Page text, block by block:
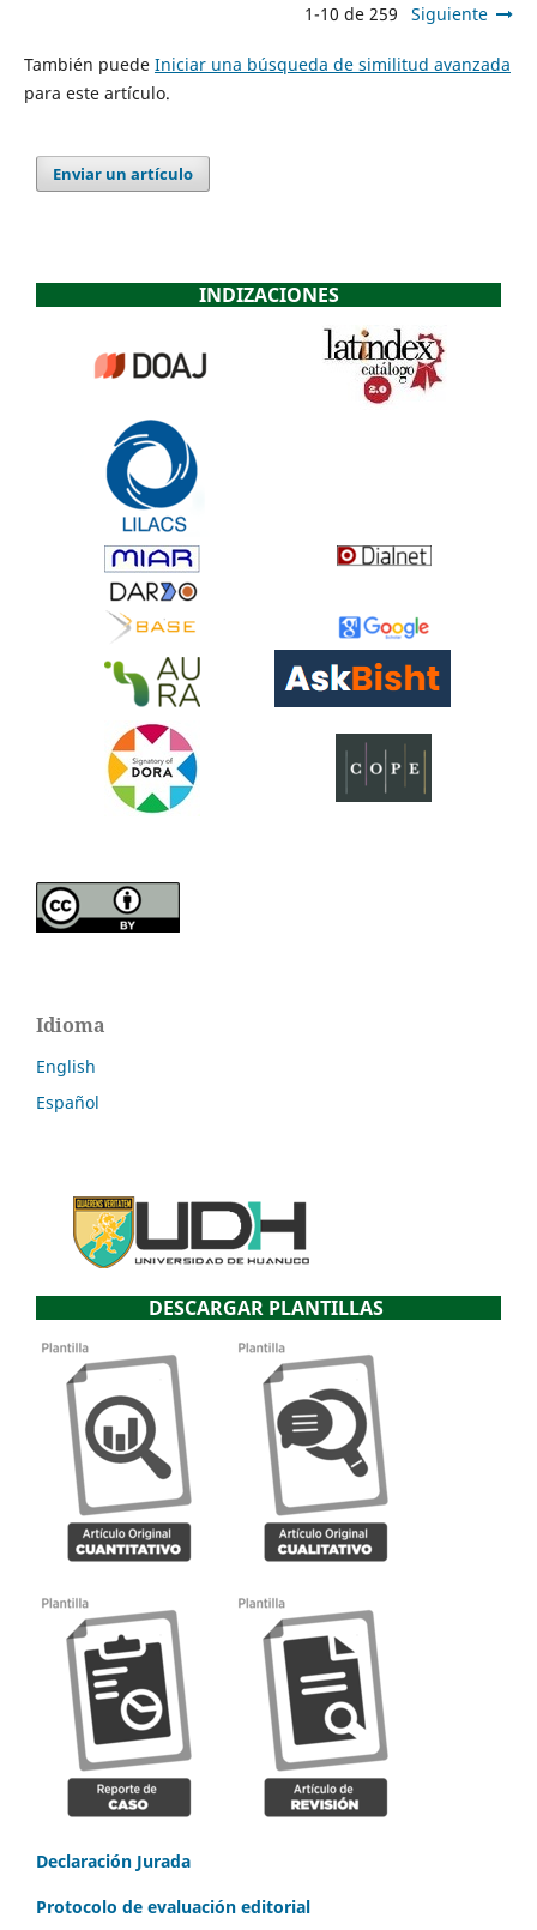
1-10 de 259 Siguiente
También puede Iniciar una búsqueda de similitud avanzada
para este artículo.
Enviar un artículo
INDIZACIONES
Idioma
English
Español
DESCARGAR PLANTILLAS
Declaración Jurada
Protocolo de evaluación editorial